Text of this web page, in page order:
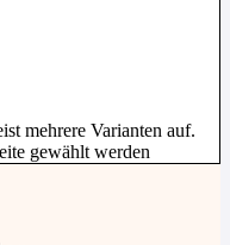
mehrere Varianten auf.
gewählt werden